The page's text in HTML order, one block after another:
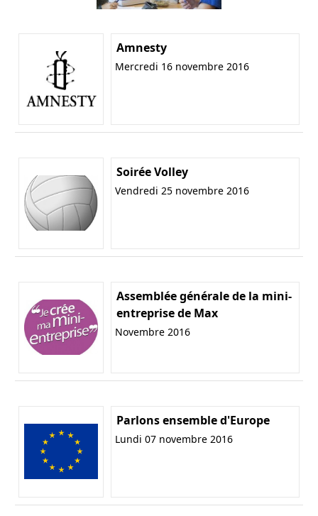
Amnesty
Mercredi 16 novembre 2016
Soirée Volley
Vendredi 25 novembre 2016
Assemblée générale de la mini-
entreprise de Max
Novembre 2016
Parlons ensemble d'Europe
Lundi 07 novembre 2016